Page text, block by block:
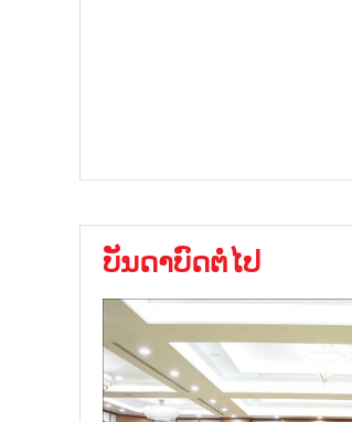
ບັນດາບົດຕໍ່ໄປ